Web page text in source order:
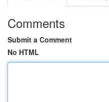
Comments
Submit a Comment
No HTML